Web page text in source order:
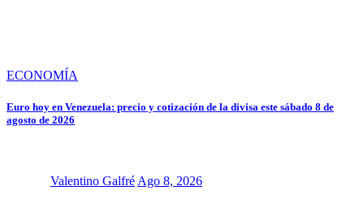
ECONOMÍA
Euro hoy en Venezuela: precio y cotización de la divisa este sábado 8 de
agosto de 2026
Valentino GalfréAgo 8, 2026